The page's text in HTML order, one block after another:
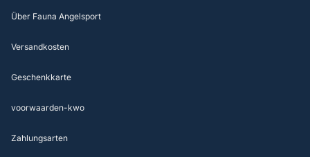
Über Fauna Angelsport
Versandkosten
Geschenkkarte
voorwaarden-kwo
Zahlungsarten